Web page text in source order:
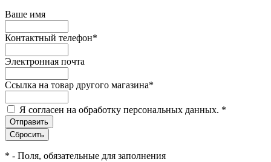
Ваше имя
Контактный телефон*
Электронная почта
Ссылка на товар другого магазина*
Я согласен на обработку персональных данных. *
* - Поля, обязательные для заполнения